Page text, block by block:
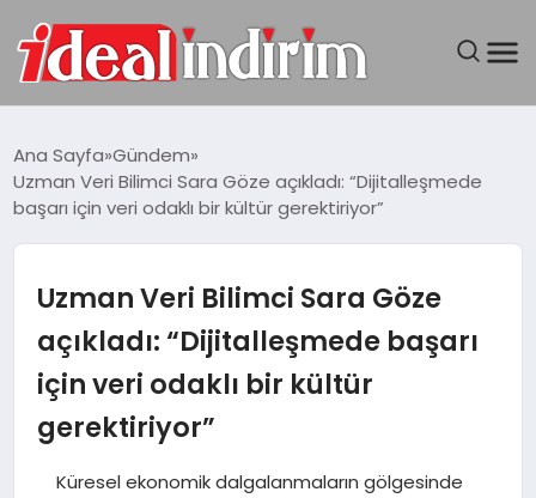
BILGISAYAR
TEKNOLOJI
YAŞAM
Ana Sayfa Gündem
Uzman Veri Bilimci Sara Göze açıkladı: “Dijitalleşmede
başarı için veri odaklı bir kültür gerektiriyor”
Uzman Veri Bilimci Sara Göze
açıkladı: “Dijitalleşmede başarı
için veri odaklı bir kültür
gerektiriyor”
Küresel ekonomik dalgalanmaların gölgesinde